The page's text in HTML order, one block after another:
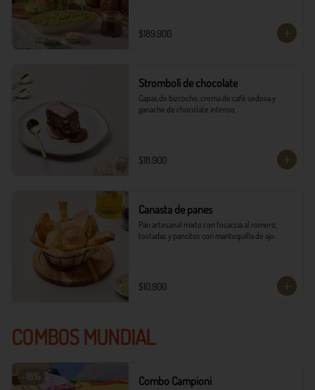
- Risoni (Cantidad ideal para 4 personas)​
- Pancitos​
$189.900
Stromboli de chocolate
Capas de bizcocho, crema de café sedosa y
ganache de chocolate intenso.
$18.900
Canasta de panes
Pan artesanal mixto con focaccia al romero,
tostadas y pancitos con mantequilla de ajo.
$10.900
COMBOS MUNDIAL
-18% Combo Campioni